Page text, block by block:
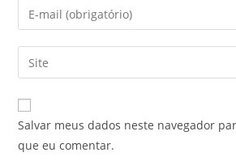
Salvar meus dados neste navegador
que eu comentar.